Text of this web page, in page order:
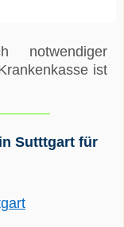
notwendiger
ist
Sutttgart für